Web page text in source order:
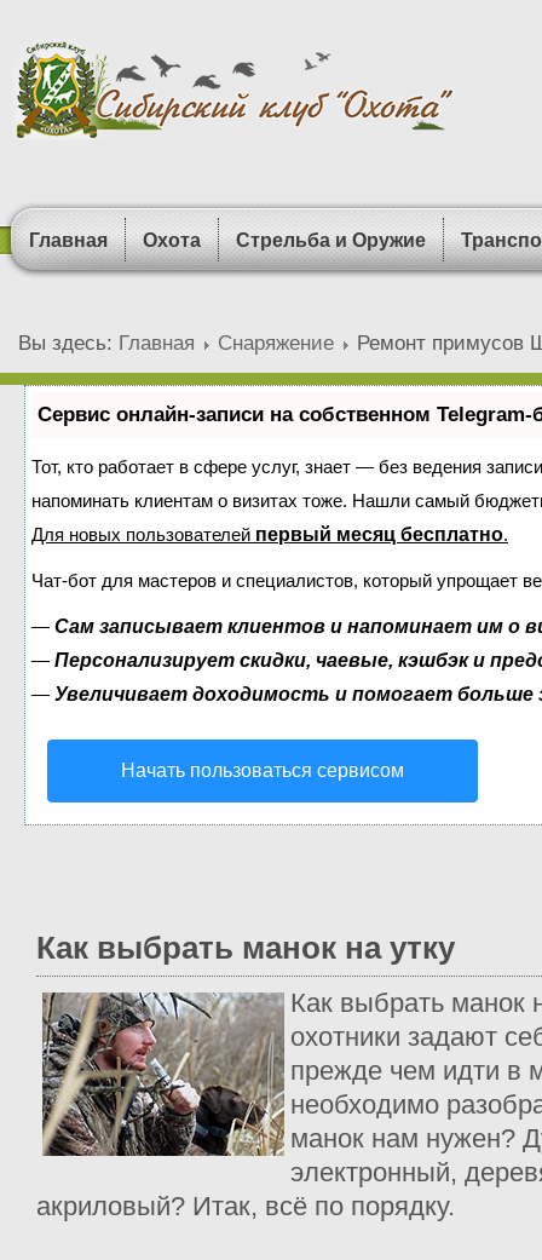
Главная Охота Стрельба и Оружие
Вы здесь: Главная Снаряжение Ремонт примусов
Сервис онлайн-записи на собственном Telegram-
Тот, кто работает в сфере услуг, знает — без ведения
напоминать клиентам о визитах тоже. Нашли самый
Для новых пользователей первый месяц бесплатно.
Чат-бот для мастеров и специалистов, который упрощает
— Сам записывает клиентов и напоминает им о
— Персонализирует скидки, чаевые, кэшбэк и
— Увеличивает доходимость и помогает
Начать пользоваться сервисом
Как выбрать манок на утку
Как выбрать манок
охотники задают
прежде чем идти в
необходимо
манок нам нужен?
электронный,
акриловый? Итак, всё по порядку.